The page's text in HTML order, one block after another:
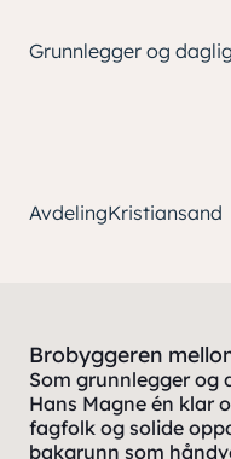
Grunnlegger og
AvdelingKristiansand
Brobyggeren
Som grunnlegger og
Hans Magne én klar
fagfolk og solide
bakgrunn som